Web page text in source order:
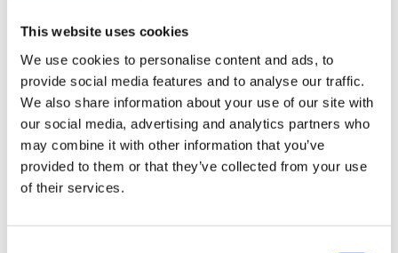
This website uses cookies
We use cookies to personalise content and ads, to
provide social media features and to analyse our traffic.
We also share information about your use of our site with
our social media, advertising and analytics partners who
may combine it with other information that you’ve
provided to them or that they’ve collected from your use
of their services.
TRIKE
Road Glide™ 3
A partir de 38,500.00 €